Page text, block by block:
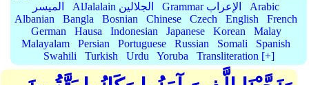
الميسر
AlJalalain الجلالين Grammar الإعراب
Arabic
Albanian
Bangla Bosnian Chinese Czech English
French
German
Hausa Indonesian Japanese Korean
Malay
Malayalam
Persian Portuguese Russian Somali
Spanish
Swahili
Turkish Urdu Yoruba Transliteration [+]